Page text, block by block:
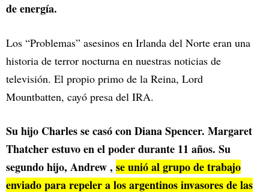
de energía.
Los “Problemas” asesinos en Irlanda del Norte eran una
historia de terror nocturna en nuestras noticias de
televisión. El propio primo de la Reina, Lord
Mountbatten, cayó presa del IRA.
Su hijo Charles se casó con Diana Spencer. Margaret
Thatcher estuvo en el poder durante 11 años. Su
segundo hijo, Andrew , se unió al grupo de trabajo
enviado para repeler a los argentinos invasores de las